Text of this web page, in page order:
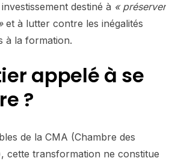
destiné à « préserver
et à lutter contre les inégalités
à la formation.
appelé à se
?
de la CMA (Chambre des
cette transformation ne constitue